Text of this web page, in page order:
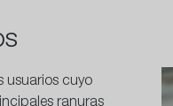
usuarios cuyo